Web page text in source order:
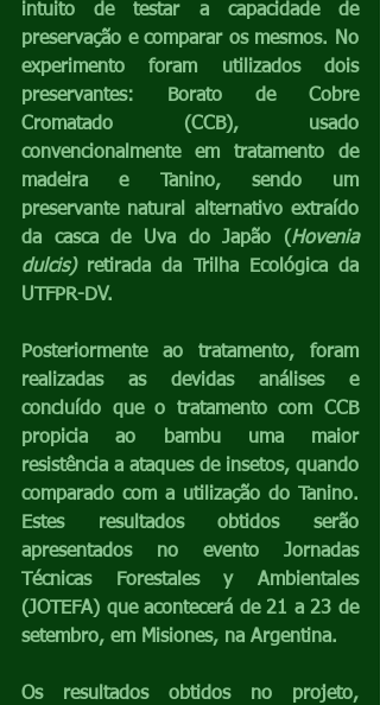
intuito de testar a capacidade de
preservação e comparar os mesmos. No
experimento foram utilizados dois
preservantes: Borato de Cobre
Cromatado (CCB), usado
convencionalmente em tratamento de
madeira e Tanino, sendo um
preservante natural alternativo extraído
da casca de Uva do Japão (Hovenia
dulcis) retirada da Trilha Ecológica da
UTFPR-DV.
Posteriormente ao tratamento, foram
realizadas as devidas análises e
concluído que o tratamento com CCB
propicia ao bambu uma maior
resistência a ataques de insetos, quando
comparado com a utilização do Tanino.
Estes resultados obtidos serão
apresentados no evento Jornadas
Técnicas Forestales y Ambientales
(JOTEFA) que acontecerá de 21 a 23 de
setembro, em Misiones, na Argentina.
Os resultados obtidos no projeto,